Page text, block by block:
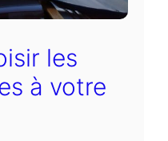
les
à votre